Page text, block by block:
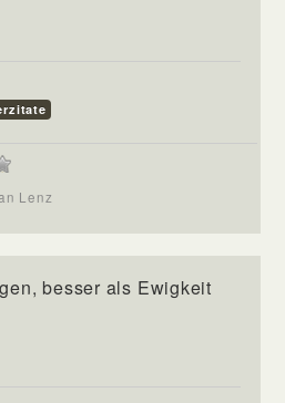
Lenz
besser als Ewigkeit